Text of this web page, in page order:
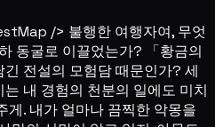
/> 불행한 여행자여, 무엇
동굴로 이끌었는가? 「황금의
전설의 모험담 때문인가? 세
내 경험의 천분의 일에도 미치
게. 내가 얼마나 끔찍한 악몽을